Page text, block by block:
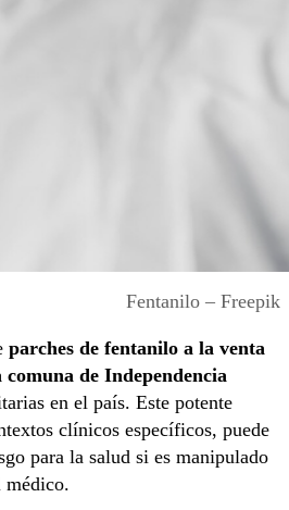
Fentanilo – Freepik
parches de fentanilo a la venta
de Independencia
en el país. Este potente
clínicos específicos, puede
para la salud si es manipulado
médico.